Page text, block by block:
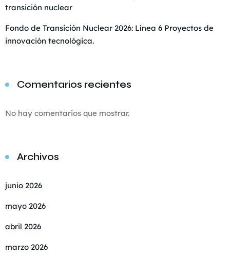
transición nuclear
Fondo de Transición Nuclear 2026: Línea 6 Proyectos de
innovación tecnológica.
Comentarios recientes
No hay comentarios que mostrar.
Archivos
junio 2026
mayo 2026
abril 2026
marzo 2026